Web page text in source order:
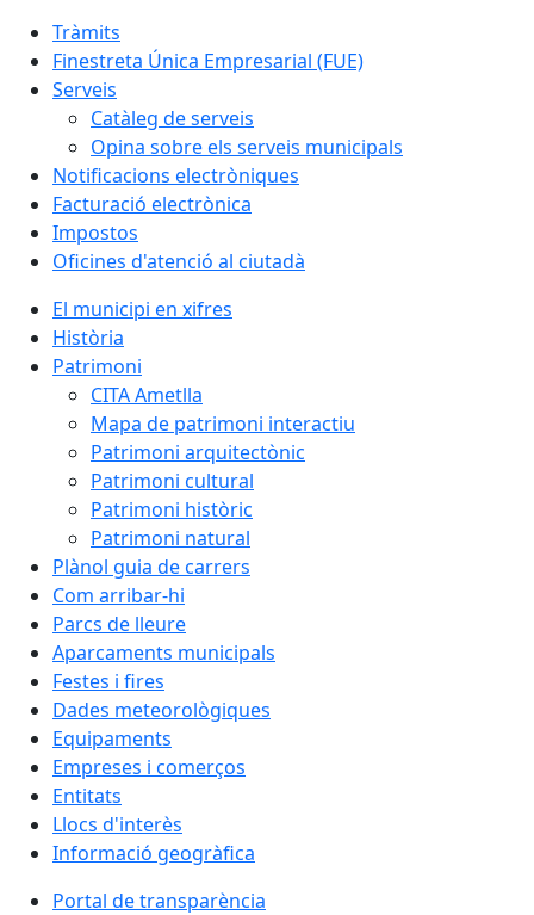
Tràmits
Finestreta Única Empresarial (FUE)
Serveis
Catàleg de serveis
Opina sobre els serveis municipals
Notificacions electròniques
Facturació electrònica
Impostos
Oficines d'atenció al ciutadà
El municipi en xifres
Història
Patrimoni
CITA Ametlla
Mapa de patrimoni interactiu
Patrimoni arquitectònic
Patrimoni cultural
Patrimoni històric
Patrimoni natural
Plànol guia de carrers
Com arribar-hi
Parcs de lleure
Aparcaments municipals
Festes i fires
Dades meteorològiques
Equipaments
Empreses i comerços
Entitats
Llocs d'interès
Informació geogràfica
Portal de transparència